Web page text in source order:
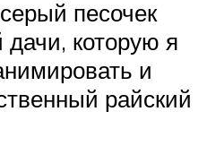
песочек
которую я
и
райский